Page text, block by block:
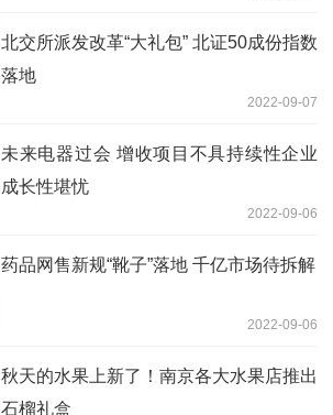
北交所派发改革“大礼包” 北证50成份指数
落地
2022-09-07
未来电器过会 增收项目不具持续性企业
成长性堪忧
2022-09-06
药品网售新规“靴子”落地 千亿市场待拆解
2022-09-06
秋天的水果上新了！南京各大水果店推出
石榴礼盒